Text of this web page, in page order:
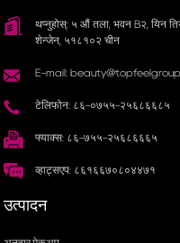
थप्नुहोस्: ५ औं तला, भवन B२, यिन
शेन्जेन, ५१८१०२ चीन
E-mail:
टेलिफोन: ८६-०७५५-२५६८६६८५
फ्याक्स: ८६-७५५-२५६८६६६५
व्हाट्सएप: ८६१६६७०८०४४७१
उत्पादन